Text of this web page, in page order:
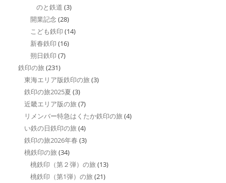
のと鉄道 (3)
開業記念 (28)
こども鉄印 (14)
新春鉄印 (16)
朔日鉄印 (7)
鉄印の旅 (231)
東海エリア版鉄印の旅 (3)
鉄印の旅2025夏 (3)
近畿エリア版の旅 (7)
リメンバー特急はくたか鉄印の旅 (4)
い鉄の日鉄印の旅 (4)
鉄印の旅2026年春 (3)
桃鉄印の旅 (34)
桃鉄印（第２弾）の旅 (13)
桃鉄印（第1弾）の旅 (21)